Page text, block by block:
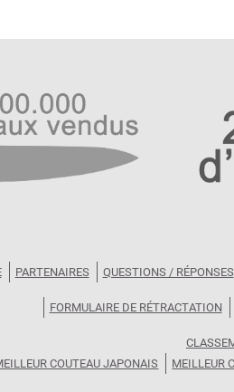
PARTENAIRES QUESTIONS / RÉPONSES
FORMULAIRE DE RÉTRACTATION
COUTEAU JAPONAIS
MEILLEUR